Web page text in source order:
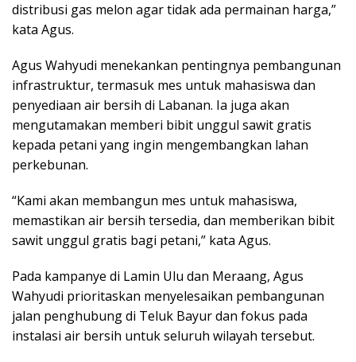
distribusi gas melon agar tidak ada permainan harga,”
kata Agus.
Agus Wahyudi menekankan pentingnya pembangunan
infrastruktur, termasuk mes untuk mahasiswa dan
penyediaan air bersih di Labanan. Ia juga akan
mengutamakan memberi bibit unggul sawit gratis
kepada petani yang ingin mengembangkan lahan
perkebunan.
“Kami akan membangun mes untuk mahasiswa,
memastikan air bersih tersedia, dan memberikan bibit
sawit unggul gratis bagi petani,” kata Agus.
Pada kampanye di Lamin Ulu dan Meraang, Agus
Wahyudi prioritaskan menyelesaikan pembangunan
jalan penghubung di Teluk Bayur dan fokus pada
instalasi air bersih untuk seluruh wilayah tersebut.